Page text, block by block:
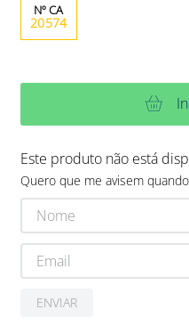
20574
Este produto não está
Quero que me avisem
ENVIAR